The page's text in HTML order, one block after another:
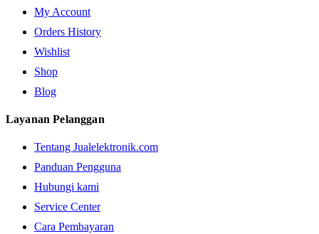
My Account
Orders History
Wishlist
Shop
Blog
Layanan Pelanggan
Tentang Jualelektronik.com
Panduan Pengguna
Hubungi kami
Service Center
Cara Pembayaran